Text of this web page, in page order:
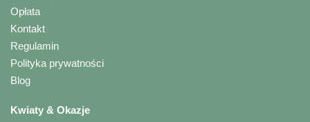
Opłata
Kontakt
Regulamin
Polityka prywatności
Blog
Kwiaty & Okazje